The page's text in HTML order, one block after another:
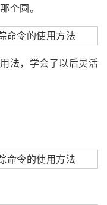
个圆。
法，学会了以后灵活